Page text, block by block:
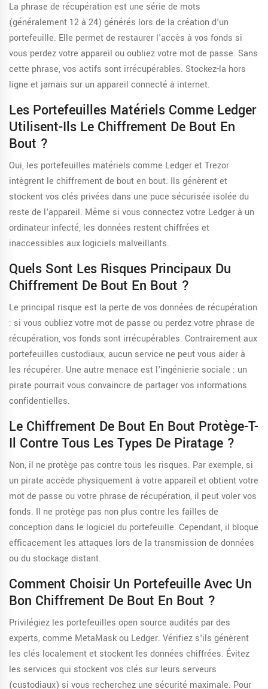
La phrase de récupération est une série de mots
(généralement 12 à 24) générés lors de la création d'un
portefeuille. Elle permet de restaurer l'accès à vos fonds si
vous perdez votre appareil ou oubliez votre mot de passe. Sans
cette phrase, vos actifs sont irrécupérables. Stockez-la hors
ligne et jamais sur un appareil connecté à internet.
Les Portefeuilles Matériels Comme Ledger
Utilisent-Ils Le Chiffrement De Bout En
Bout ?
Oui, les portefeuilles matériels comme Ledger et Trezor
intègrent le chiffrement de bout en bout. Ils génèrent et
stockent vos clés privées dans une puce sécurisée isolée du
reste de l'appareil. Même si vous connectez votre Ledger à un
ordinateur infecté, les données restent chiffrées et
inaccessibles aux logiciels malveillants.
Quels Sont Les Risques Principaux Du
Chiffrement De Bout En Bout ?
Le principal risque est la perte de vos données de récupération
: si vous oubliez votre mot de passe ou perdez votre phrase de
récupération, vos fonds sont irrécupérables. Contrairement aux
portefeuilles custodiaux, aucun service ne peut vous aider à
les récupérer. Une autre menace est l'ingénierie sociale : un
pirate pourrait vous convaincre de partager vos informations
confidentielles.
Le Chiffrement De Bout En Bout Protège-T-
Il Contre Tous Les Types De Piratage ?
Non, il ne protège pas contre tous les risques. Par exemple, si
un pirate accède physiquement à votre appareil et obtient votre
mot de passe ou votre phrase de récupération, il peut voler vos
fonds. Il ne protège pas non plus contre les failles de
conception dans le logiciel du portefeuille. Cependant, il bloque
efficacement les attaques lors de la transmission de données
ou du stockage distant.
Comment Choisir Un Portefeuille Avec Un
Bon Chiffrement De Bout En Bout ?
Privilégiez les portefeuilles open source audités par des
experts, comme MetaMask ou Ledger. Vérifiez s'ils génèrent
les clés localement et stockent les données chiffrées. Évitez
les services qui stockent vos clés sur leurs serveurs
(custodiaux) si vous recherchez une sécurité maximale. Pour